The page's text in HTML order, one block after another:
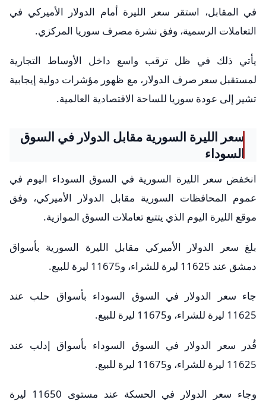
في المقابل، استقر سعر الليرة أمام الدولار الأميركي في
التعاملات الرسمية، وفق نشرة مصرف سوريا المركزي.
يأتي ذلك في ظل ترقب واسع داخل الأوساط التجارية
لمستقبل سعر صرف الدولار، مع ظهور مؤشرات دولية إيجابية
تشير إلى عودة سوريا للساحة الاقتصادية العالمية.
سعر الليرة السورية مقابل الدولار في السوق
السوداء
انخفض سعر الليرة السورية في السوق السوداء اليوم في
عموم المحافظات السورية مقابل الدولار الأميركي، وفق
موقع الليرة اليوم الذي يتتبع تعاملات السوق الموازية.
بلغ سعر الدولار الأميركي مقابل الليرة السورية بأسواق
دمشق عند 11625 ليرة للشراء، و11675 ليرة للبيع.
جاء سعر الدولار في السوق السوداء بأسواق حلب عند
11625 ليرة للشراء، و11675 ليرة للبيع.
قُدر سعر الدولار في السوق السوداء بأسواق إدلب عند
11625 ليرة للشراء، و11675 ليرة للبيع.
وجاء سعر الدولار في الحسكة عند مستوى 11650 ليرة